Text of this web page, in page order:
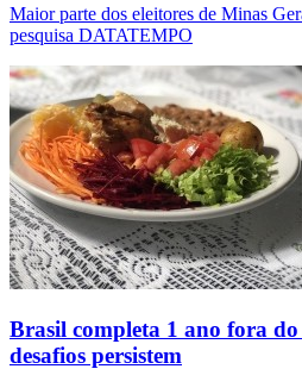
Maior parte dos eleitores de Minas
pesquisa DATATEMPO
Brasil completa 1 ano fora
desafios persistem